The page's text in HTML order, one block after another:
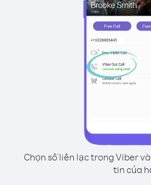
Chọn số liên lạc trong Viber
tin của